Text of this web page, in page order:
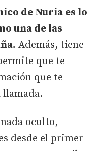
de Nuria es lo
una de las
Además, tiene
que te
que te
llamada.
oculto,
desde el primer